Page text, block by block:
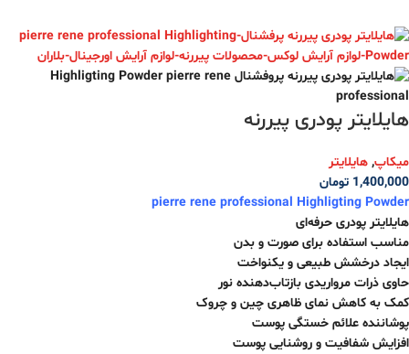
هایلایتر پودری پیررنه
میکاپ, هایلایتر
1,400,000 تومان
pierre rene professional Highligting Powder
هایلایتر پودری حرفه‌ای
مناسب استفاده برای صورت و بدن
ایجاد درخشش طبیعی و یکنواخت
حاوی ذرات مرواریدی بازتاب‌دهنده نور
کمک به کاهش نمای ظاهری چین و چروک
پوشاننده علائم خستگی پوست
افزایش شفافیت و روشنایی پوست